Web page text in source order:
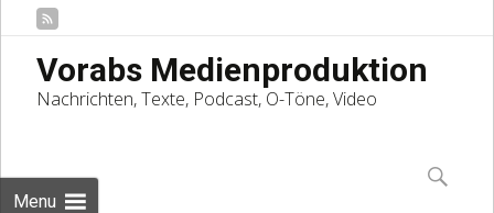
Vorabs Medienproduktion
Nachrichten, Texte, Podcast, O-Töne, Video
Menu
to
content
Suchen
nach: